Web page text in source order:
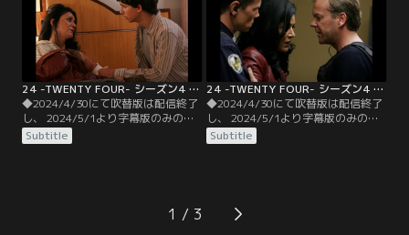
ドリーは、彼女が拉致されていたア
ジトで見た男を特定するため…。
を出す。警備会社でテロリスト一味
に襲われたジャックたちを救ったの
は、トニーだった。
24 -TWENTY FOUR- シーズン4 第09話／字幕
◆2024/4/30にて吹替版は配信終了
し、 2024/5/1より字幕版のみの配
信となります。予めご了承くださ
い。◆字幕／第09話 3：00 P.M.-4：
めに、オーバーライドを見つけ出さ
Subtitle
24 -TWENTY FOUR- シーズン4 第10話／字幕
◆2024/4/30にて吹替版は配信終了
し、 2024/5/1より字幕版のみの配
信となります。予めご了承くださ
い。◆字幕／第10話 4：00 P.M.-5：
クはディナに協力させるため息子の
救出に向かうが…。
Subtitle
1